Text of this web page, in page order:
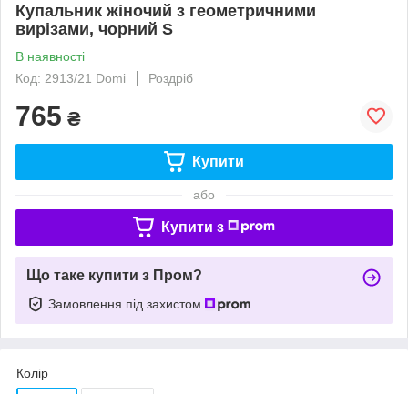
Купальник жіночий з геометричними
вирізами, чорний S
В наявності
Код: 2913/21 Domi
Роздріб
765 ₴
Купити
або
Купити з
Що таке купити з Пром?
Замовлення під захистом
Колір